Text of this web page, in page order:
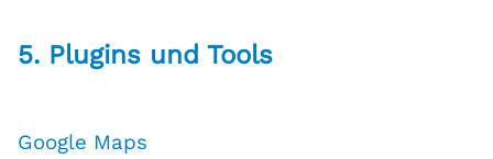
5. Plugins und Tools
Google Maps